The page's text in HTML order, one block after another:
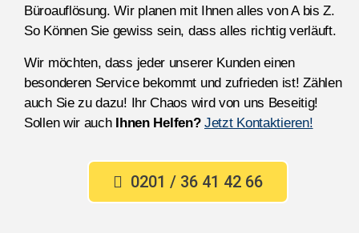
Büroauflösung. Wir planen mit Ihnen alles von A bis Z.
So Können Sie gewiss sein, dass alles richtig verläuft.
Wir möchten, dass jeder unserer Kunden einen
besonderen Service bekommt und zufrieden ist! Zählen
auch Sie zu dazu! Ihr Chaos wird von uns Beseitig!
Sollen wir auch Ihnen Helfen? Jetzt Kontaktieren!
0201 / 36 41 42 66